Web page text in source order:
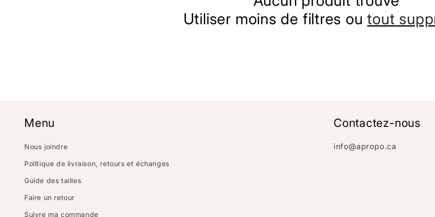
o
n
:
Utiliser moins de filtres outout
Menu
Nous joindre
Politique de livraison, retours et échanges
Guide des tailles
Faire un retour
Suivre ma commande
Contactez-nous
info@apropo.ca